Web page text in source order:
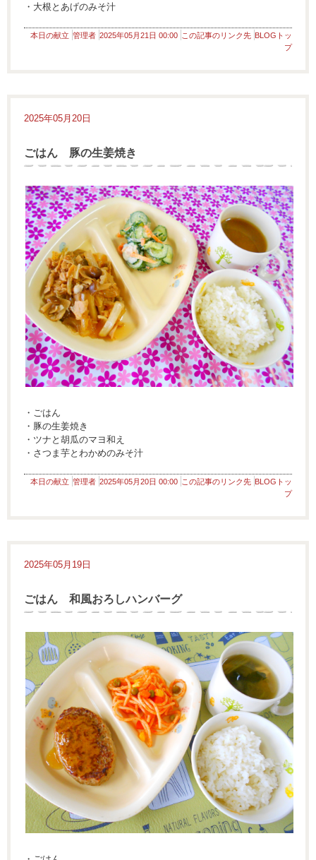
・大根とあげのみそ汁
本日の献立 管理者 2025年05月21日 00:00 この記事のリンク先 BLOGトッ
プ
2025年05月20日
ごはん 豚の生姜焼き
・ごはん
・豚の生姜焼き
・ツナと胡瓜のマヨ和え
・さつま芋とわかめのみそ汁
本日の献立 管理者 2025年05月20日 00:00 この記事のリンク先 BLOGトッ
プ
2025年05月19日
ごはん 和風おろしハンバーグ